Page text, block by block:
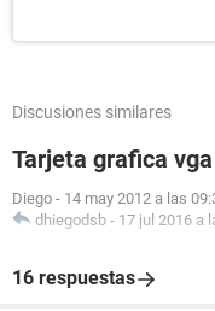
Discusiones similares
Tarjeta grafica
Diego - 14 may 2012 a las
dhiegodsb - 17 jul 2016 a
16 respuestas